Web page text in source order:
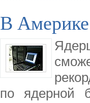
В
по ядерной